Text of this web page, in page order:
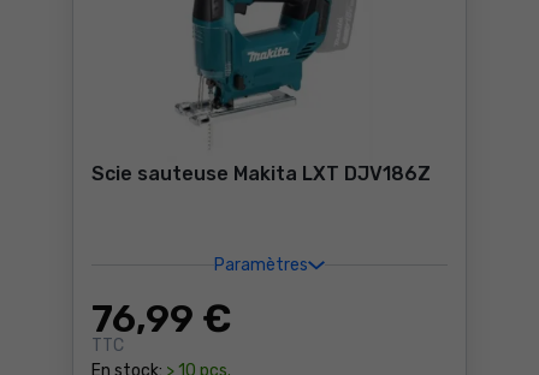
Scie sauteuse Makita LXT DJV186Z
Paramètres
76,99 €
TTC
En stock: > 10 pcs.